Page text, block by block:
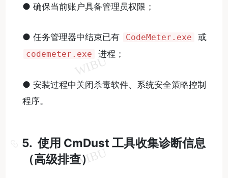
● 确保当前账户具备管理员权限；
● 任务管理器中结束已有 CodeMeter.exe 或
codemeter.exe 进程；
● 安装过程中关闭杀毒软件、系统安全策略控制
程序。
5. 使用 CmDust 工具收集诊断信息
（高级排查）